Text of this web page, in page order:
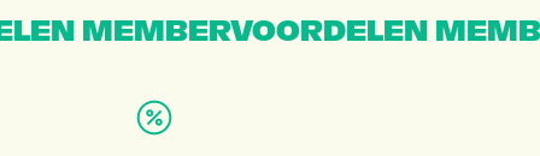
MEMBERVOORDELEN